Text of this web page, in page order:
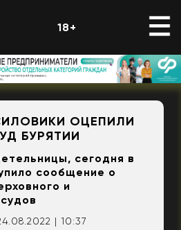
18+
ОЦЕПИЛИ
БУРЯТИИ
сегодня в
сообщение о
и
| 10:37